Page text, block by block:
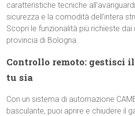
caratteristiche tecniche
sicurezza e la comodità dell’intera
Scopri le funzionalità più richieste dai
provincia di Bologna.
Controllo remoto: gestisci
tu sia
Con un sistema di automazione
basculante, puoi aprire e chiudere il